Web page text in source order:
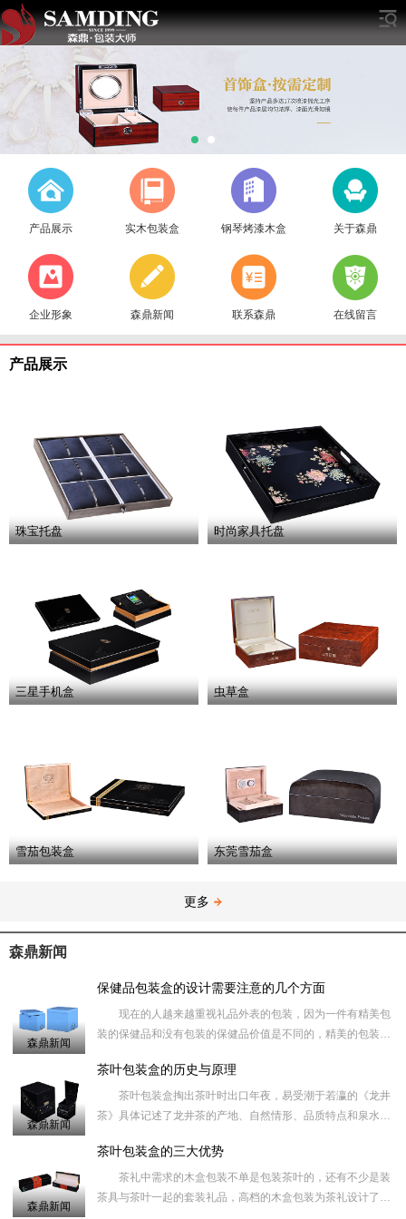
产品展示 实木包装盒 钢琴烤漆木盒 关于森鼎
企业形象 森鼎新闻 联系森鼎 在线留言
产品展示
珠宝托盘 时尚家具托盘
三星手机盒 虫草盒
雪茄包装盒 东莞雪茄盒
更多
森鼎新闻
森鼎新闻
保健品包装盒的设计需要注意的几个方面
现在的人越来越重视礼品外表的包装，因为一件有精美包
装的保健品和没有包装的保健品价值是不同的，精美的包装盒
面子，收的人
森鼎新闻
茶叶包装盒的历史与原理
茶叶包装盒掏出茶叶时出口年夜，易受潮于若瀛的《龙井
茶》具体记述了龙井茶的产地、自然情形、品质特点和泉水，
叶的量不易节
森鼎新闻
茶叶包装盒的三大优势
茶礼中需求的木盒包装不单是包装茶叶的，还有不少是装
茶具与茶叶一起的套装礼品，高档的木盒包装为茶礼设计了一